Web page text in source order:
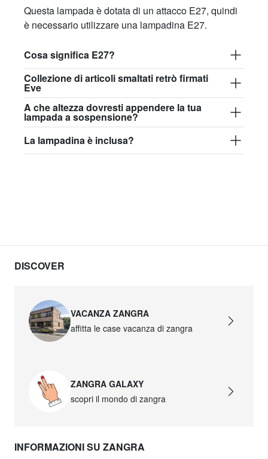
Questa lampada è dotata di un attacco E27, quindi
è necessario utilizzare una lampadina E27.
Cosa significa E27?
Collezione di articoli smaltati retrò firmati
Eve
A che altezza dovresti appendere la tua
lampada a sospensione?
La lampadina è inclusa?
DISCOVER
VACANZA ZANGRA
affitta le case vacanza di zangra
ZANGRA GALAXY
scopri il mondo di zangra
INFORMAZIONI SU ZANGRA